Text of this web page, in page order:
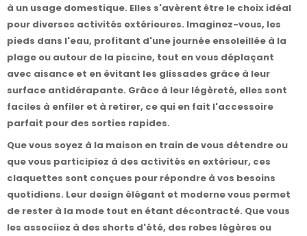
à un usage domestique. Elles s'avèrent être le choix idéal
pour diverses activités extérieures. Imaginez-vous, les
pieds dans l'eau, profitant d'une journée ensoleillée à la
plage ou autour de la piscine, tout en vous déplaçant
avec aisance et en évitant les glissades grâce à leur
surface antidérapante. Grâce à leur légèreté, elles sont
faciles à enfiler et à retirer, ce qui en fait l'accessoire
parfait pour des sorties rapides.
Que vous soyez à la maison en train de vous détendre ou
que vous participiez à des activités en extérieur, ces
claquettes sont conçues pour répondre à vos besoins
quotidiens. Leur design élégant et moderne vous permet
de rester à la mode tout en étant décontracté. Que vous
les associiez à des shorts d'été, des robes légères ou